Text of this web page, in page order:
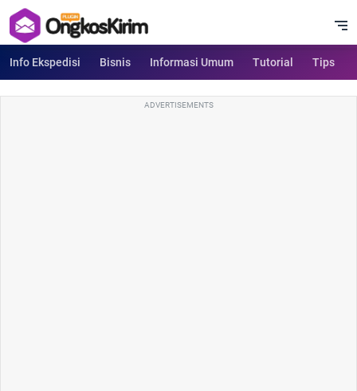
Info Ekspedisi Bisnis Informasi Umum Tutorial Tips
ADVERTISEMENTS